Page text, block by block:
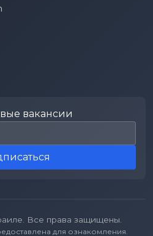
вакансии
Все права защищены.
для ознакомления.